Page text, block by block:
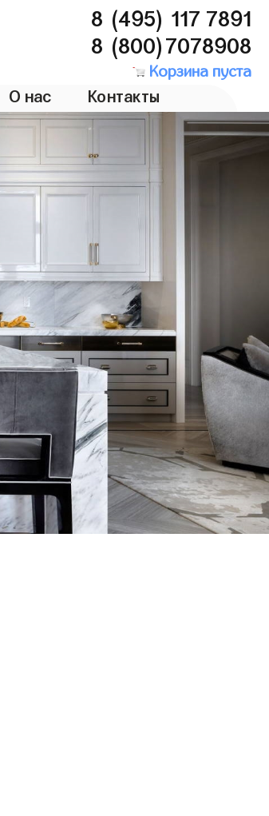
8 (495) 117 7891
8 (800)7078908
Корзина пуста
О нас Контакты